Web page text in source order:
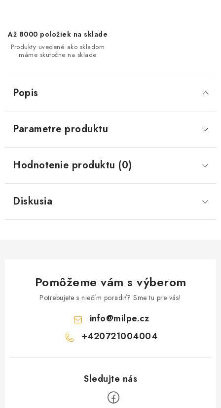
Až 8000 položiek na sklade
Produkty uvedené ako skladom
máme skutočne na sklade
Popis
Parametre produktu
Hodnotenie produktu (0)
Diskusia
Pomôžeme vám s výberom
Potrebujete s niečím poradiť? Sme tu pre vás!
info@milpe.cz
+420721004004